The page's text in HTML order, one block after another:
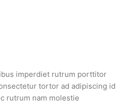
imperdiet rutrum porttitor
tortor ad adipiscing id
rutrum nam molestie